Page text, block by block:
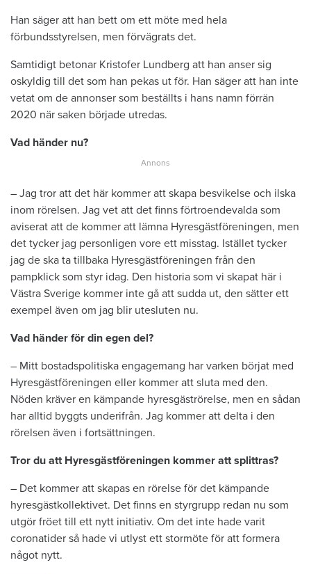
Han säger att han bett om ett möte med hela
förbundsstyrelsen, men förvägrats det.
Samtidigt betonar Kristofer Lundberg att han anser sig
oskyldig till det som han pekas ut för. Han säger att han inte
vetat om de annonser som beställts i hans namn förrän
2020 när saken började utredas.
Vad händer nu?
– Jag tror att det här kommer att skapa besvikelse och ilska
inom rörelsen. Jag vet att det finns förtroendevalda som
aviserat att de kommer att lämna Hyresgästföreningen, men
det tycker jag personligen vore ett misstag. Istället tycker
jag de ska ta tillbaka Hyresgästföreningen från den
pampklick som styr idag. Den historia som vi skapat här i
Västra Sverige kommer inte gå att sudda ut, den sätter ett
exempel även om jag blir utesluten nu.
Vad händer för din egen del?
– Mitt bostadspolitiska engagemang har varken börjat med
Hyresgästföreningen eller kommer att sluta med den.
Nöden kräver en kämpande hyresgäströrelse, men en sådan
har alltid byggts underifrån. Jag kommer att delta i den
rörelsen även i fortsättningen.
Tror du att Hyresgästföreningen kommer att splittras?
– Det kommer att skapas en rörelse för det kämpande
hyresgästkollektivet. Det finns en styrgrupp redan nu som
utgör fröet till ett nytt initiativ. Om det inte hade varit
coronatider så hade vi utlyst ett stormöte för att formera
något nytt.